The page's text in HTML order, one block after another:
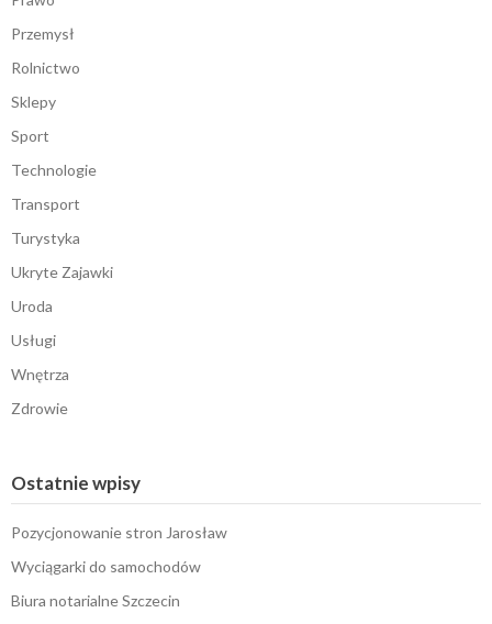
Przemysł
Rolnictwo
Sklepy
Sport
Technologie
Transport
Turystyka
Ukryte Zajawki
Uroda
Usługi
Wnętrza
Zdrowie
Ostatnie wpisy
Pozycjonowanie stron Jarosław
Wyciągarki do samochodów
Biura notarialne Szczecin